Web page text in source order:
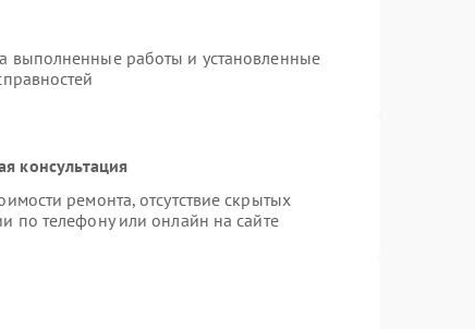
выполненные работы и установленные
консультация
ремонта, отсутствие скрытых
по телефону или онлайн на сайте